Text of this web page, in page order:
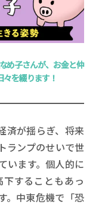
め子さんが、お金と仲
を綴ります！
が揺らぎ、将来
ランプのせいで世
います。個人的に
することもあっ
。中東危機で「恐